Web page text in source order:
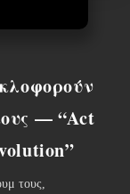
— “Act
τους,